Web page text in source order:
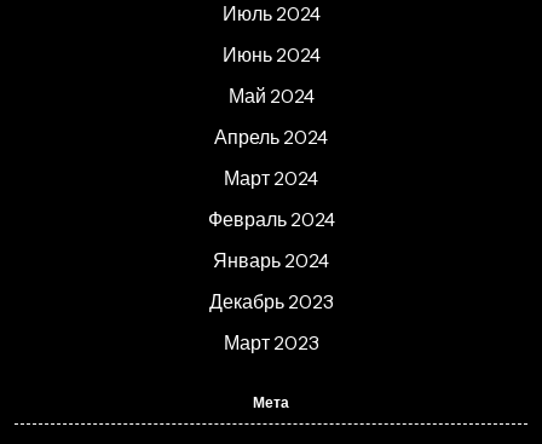
Июль 2024
Июнь 2024
Май 2024
Апрель 2024
Март 2024
Февраль 2024
Январь 2024
Декабрь 2023
Март 2023
Мета